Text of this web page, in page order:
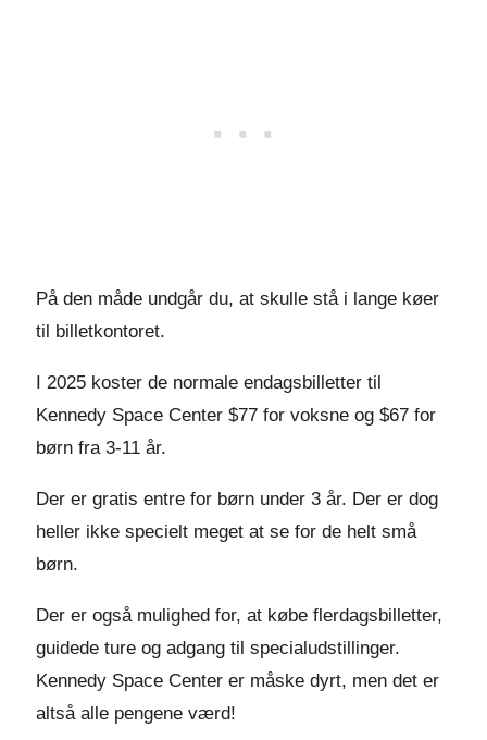
På den måde undgår du, at skulle stå i lange køer
til billetkontoret.
I 2025 koster de normale endagsbilletter til
Kennedy Space Center $77 for voksne og $67 for
børn fra 3-11 år.
Der er gratis entre for børn under 3 år. Der er dog
heller ikke specielt meget at se for de helt små
børn.
Der er også mulighed for, at købe flerdagsbilletter,
guidede ture og adgang til specialudstillinger.
Kennedy Space Center er måske dyrt, men det er
altså alle pengene værd!